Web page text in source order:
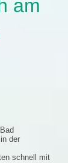
am
der
schnell mit